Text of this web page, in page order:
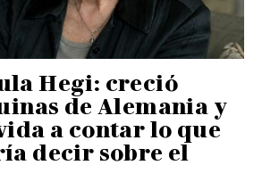
Hegi: creció
de Alemania y
a contar lo que
decir sobre el